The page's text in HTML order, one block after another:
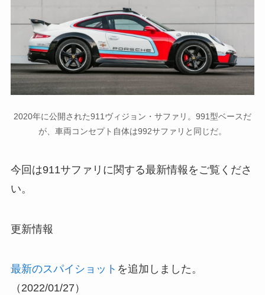
2020年に公開された911ヴィジョン・サファリ。991型ベースだ
が、車両コンセプト自体は992サファリと同じだ。
今回は911サファリに関する最新情報をご覧くださ
い。
更新情報
最新のスパイショット を追加しました。
（2022/01/27）